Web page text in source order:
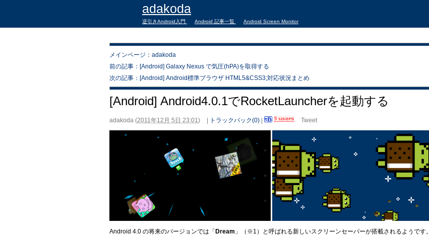
adakoda
逆引きAndroid入門 Android 記事一覧 Android Screen Monitor
メインページ：adakoda
前の記事：[Android] Galaxy Nexus で気圧(hPA)を取得する
次の記事：[Android] Android標準ブラウザ HTML5&CSS3;対応状況まとめ
[Android] Android4.0.1でRocketLauncherを起動する
adakoda (2011年12月 5日 23:01) トラックバック(0) Tweet
Android 4.0 の将来のバージョンでは「Dream 」（※1）と呼ばれる新しいスクリーンセーバーが搭載されるようです。